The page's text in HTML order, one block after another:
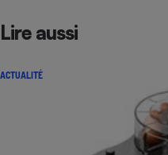
Lire aussi
ACTUALITÉ